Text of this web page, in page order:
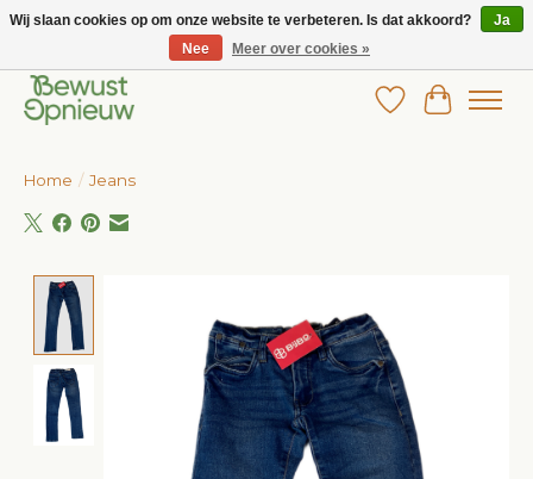
Wij bieden het grootste aanbod in betaalbare kinderkleding!
Verlanglijst
Home / Jeans
Wij slaan cookies op om onze website te verbeteren. Is dat akkoord?
Ja
Nee
Meer over cookies »